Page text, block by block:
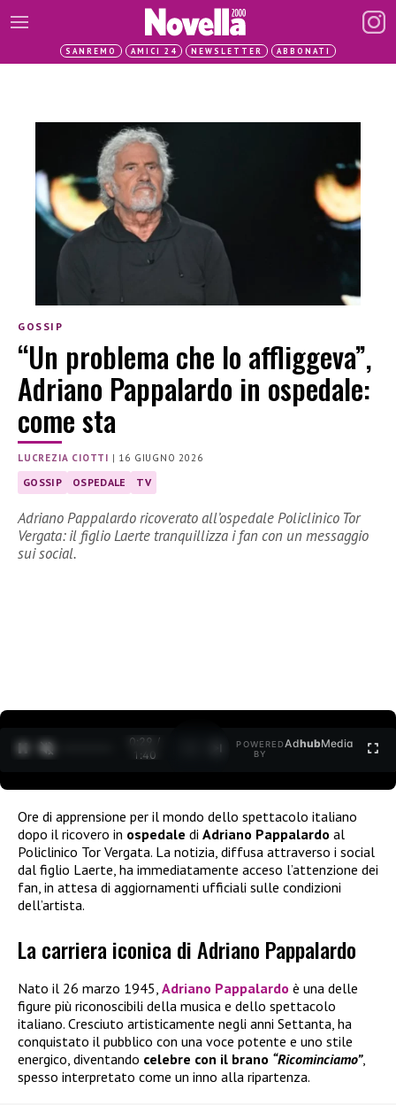
SANREMO AMICI 24 NEWSLETTER ABBONATI
GOSSIP
“Un problema che lo affliggeva”,
Adriano Pappalardo in ospedale:
come sta
LUCREZIA CIOTTI | 16 GIUGNO 2026
GOSSIP OSPEDALE TV
Adriano Pappalardo ricoverato all’ospedale Policlinico Tor
Vergata: il figlio Laerte tranquillizza i fan con un messaggio
sui social.
0:30 /
1:40
POWERED
BY
AdhubMedia
Ore di apprensione per il mondo dello spettacolo italiano
dopo il ricovero in ospedale di Adriano Pappalardo al
Policlinico Tor Vergata. La notizia, diffusa attraverso i social
dal figlio Laerte, ha immediatamente acceso l’attenzione dei
fan, in attesa di aggiornamenti ufficiali sulle condizioni
dell’artista.
La carriera iconica di Adriano Pappalardo
Nato il 26 marzo 1945, Adriano Pappalardo è una delle
figure più riconoscibili della musica e dello spettacolo
italiano. Cresciuto artisticamente negli anni Settanta, ha
conquistato il pubblico con una voce potente e uno stile
energico, diventando celebre con il brano “Ricominciamo”,
spesso interpretato come un inno alla ripartenza.